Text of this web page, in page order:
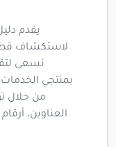
يقدم
لاستكشاف
نسعى
بمنتجي
من خلال
العناوين،